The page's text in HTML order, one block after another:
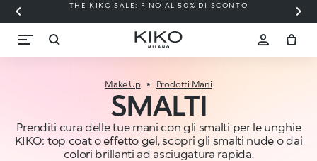
THE KIKO SALE: FINO AL 50% DI SCONTO
Make Up Prodotti Mani
SMALTI
Prenditi cura delle tue mani con gli smalti per le unghie
KIKO: top coat o effetto gel, scopri gli smalti nude o dai
colori brillanti ad asciugatura rapida.